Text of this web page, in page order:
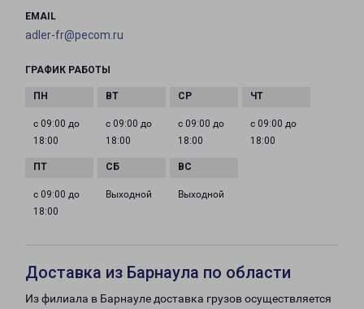
EMAIL
adler-fr@pecom.ru
ГРАФИК РАБОТЫ
с 09:00 до
18:00
с 09:00 до
18:00
с 09:00 до
18:00
с 09:00 до
18:00
с 09:00 до
18:00
Выходной Выходной
Доставка из Барнаула по области
Из филиала в Барнауле доставка грузов осуществляется